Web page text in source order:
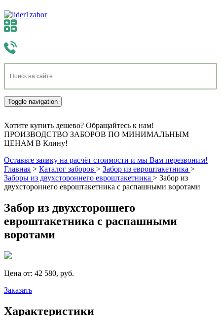
Toggle navigation
Хотите купить дешево? Обращайтесь к нам!
ПРОИЗВОДСТВО ЗАБОРОВ ПО МИНИМАЛЬНЫМ
ЦЕНАМ В Клину!
Оставьте заявку на расчёт стоимости и мы Вам перезвоним!
Главная > Каталог заборов > Забор из евроштакетника >
Заборы из двухстороннего евроштакетника > Забор из
двухстороннего евроштакетника с распашными воротами
Забор из двухстороннего
евроштакетника с распашными
воротами
Цена от: 42 580, руб.
Заказать
Характеристики